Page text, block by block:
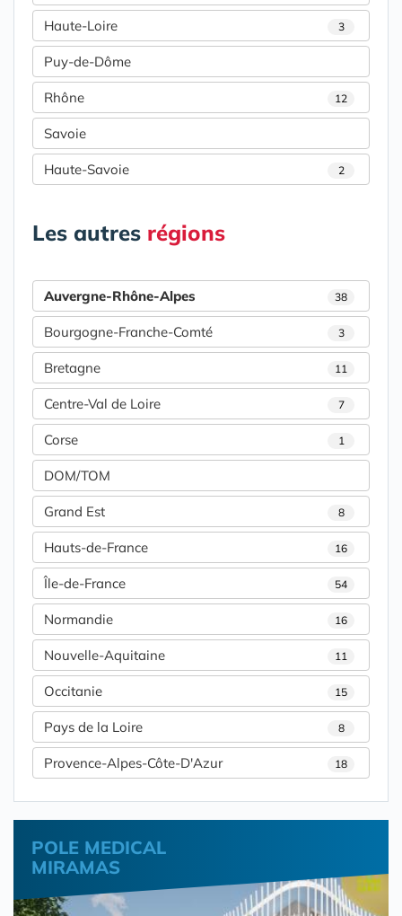
Haute-Loire 3
Puy-de-Dôme
Rhône 12
Savoie
Haute-Savoie 2
Les autres régions
Auvergne-Rhône-Alpes 38
Bourgogne-Franche-Comté 3
Bretagne 11
Centre-Val de Loire 7
Corse 1
DOM/TOM
Grand Est 8
Hauts-de-France 16
Île-de-France 54
Normandie 16
Nouvelle-Aquitaine 11
Occitanie 15
Pays de la Loire 8
Provence-Alpes-Côte-D'Azur 18
POLE MEDICAL
MIRAMAS